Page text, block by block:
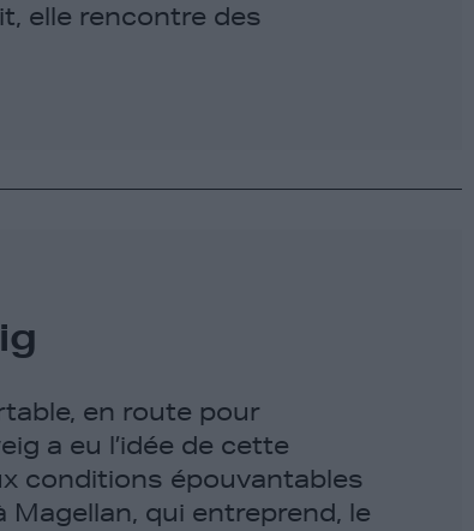
elle rencontre des
en route pour
a eu l’idée de cette
conditions épouvantables
Magellan, qui entreprend, le